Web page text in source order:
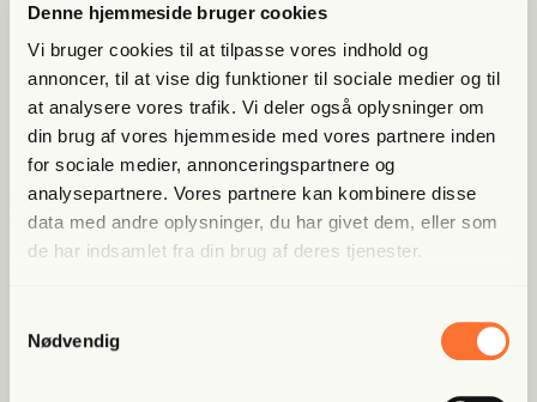
Denne hjemmeside bruger cookies
Vi bruger cookies til at tilpasse vores indhold og
annoncer, til at vise dig funktioner til sociale medier og til
at analysere vores trafik. Vi deler også oplysninger om
din brug af vores hjemmeside med vores partnere inden
for sociale medier, annonceringspartnere og
analysepartnere. Vores partnere kan kombinere disse
data med andre oplysninger, du har givet dem, eller som
de har indsamlet fra din brug af deres tjenester.
Nødvendig
kassen, tyder meget på, at han vil blive svækket ved
midtvejsvalget til november. Desuden har
amerikanerne aldrig haft så lav tillid til deres eget
valgsystem som nu. Vil Trump acceptere valgresultatet,
og hvordan kommer det til at påvirke hans sidste to år
ved magten?
Her får du et gratis uddrag af podcasten Friis'
diplomatpost. Hele afsnittet kan høres i Frihedsbrevets
app.
Lyt til et gratis uddrag
Storbritannien har fået ny
regering, men gør det nogen
22 juli 2026
62 min
Så fik Storbritannien en ny regering – den syvende på ti